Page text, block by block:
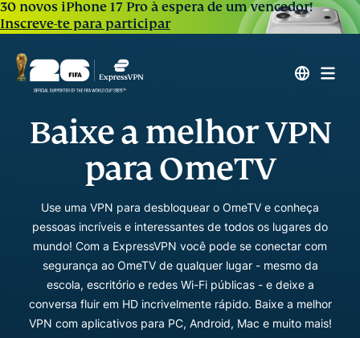
30 novos iPhone 17 Pro à espera de um vencedor!
Inscreve-te para participar
Baixe a melhor VPN
para OmeTV
Use uma VPN para desbloquear o OmeTV e conheça
pessoas incríveis e interessantes de todos os lugares do
mundo! Com a ExpressVPN você pode se conectar com
segurança ao OmeTV de qualquer lugar - mesmo da
escola, escritório e redes Wi-Fi públicas - e deixe a
conversa fluir em HD incrivelmente rápido. Baixe a melhor
VPN com aplicativos para PC, Android, Mac e muito mais!